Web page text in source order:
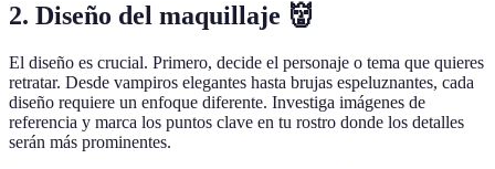
2. Diseño del maquillaje 👹
El diseño es crucial. Primero, decide el personaje o tema que quieres
retratar. Desde vampiros elegantes hasta brujas espeluznantes, cada
diseño requiere un enfoque diferente. Investiga imágenes de
referencia y marca los puntos clave en tu rostro donde los detalles
serán más prominentes.